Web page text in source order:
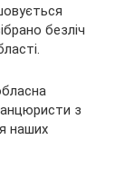
безліч
з
наших